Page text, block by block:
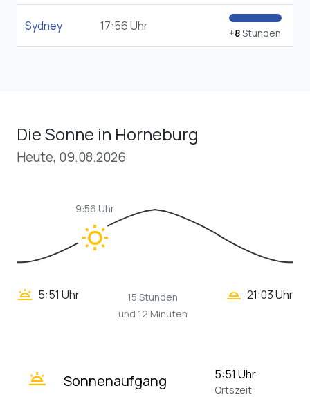
Sydney 17:56 Uhr +8Stunden
Die Sonne in Horneburg
Heute, 09.08.2026
wb_sunny
9:56 Uhr
wb_twilight 5:51 Uhr
15 Stunden
und 12 Minuten
wb_twilight_2 21:03 Uhr
wb_twilight Sonnenaufgang 5:51 Uhr
Ortszeit